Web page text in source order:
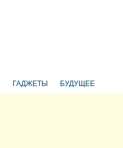
ГАДЖЕТЫ БУДУЩЕЕ